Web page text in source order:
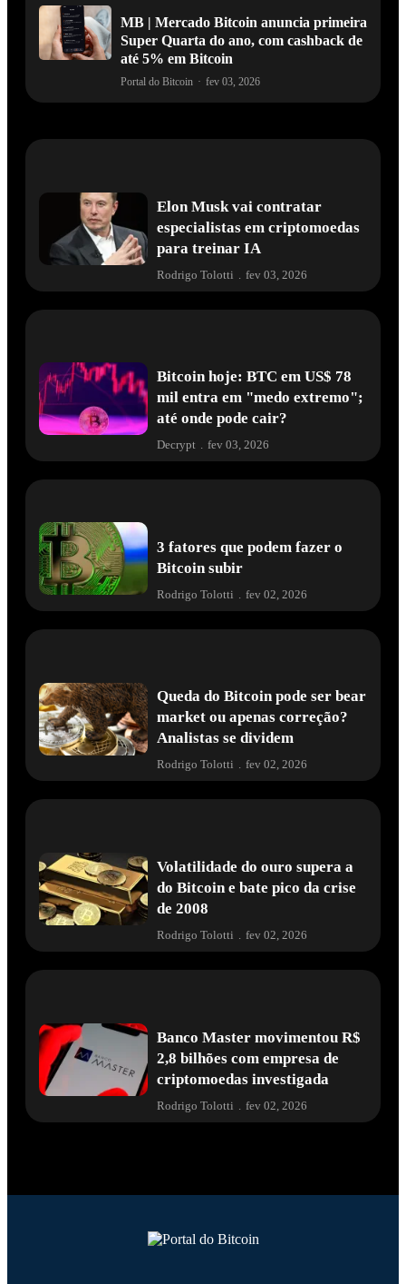
MB | Mercado Bitcoin anuncia primeira
Super Quarta do ano, com cashback de
até 5% em Bitcoin
Portal do Bitcoin · fev 03, 2026
Elon Musk vai contratar
especialistas em criptomoedas
para treinar IA
Rodrigo Tolotti fev 03, 2026
Bitcoin hoje: BTC em US$ 78
mil entra em "medo extremo";
até onde pode cair?
Decrypt . fev 03, 2026
3 fatores que podem fazer o
Bitcoin subir
Rodrigo Tolotti fev 02, 2026
Queda do Bitcoin pode ser bear
market ou apenas correção?
Analistas se dividem
Rodrigo Tolotti . fev 02, 2026
Volatilidade do ouro supera a
do Bitcoin e bate pico da crise
de 2008
Rodrigo Tolotti . fev 02, 2026
Banco Master movimentou R$
2,8 bilhões com empresa de
criptomoedas investigada
Rodrigo Tolotti fev 02, 2026